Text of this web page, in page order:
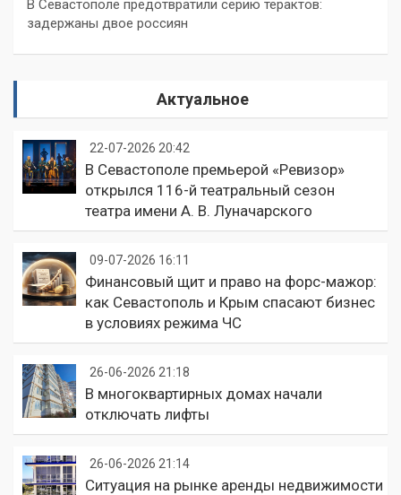
В Севастополе предотвратили серию терактов:
задержаны двое россиян
Актуальное
22-07-2026 20:42
В Севастополе премьерой «Ревизор»
открылся 116-й театральный сезон
театра имени А. В. Луначарского
09-07-2026 16:11
Финансовый щит и право на форс-мажор:
как Севастополь и Крым спасают бизнес
в условиях режима ЧС
26-06-2026 21:18
В многоквартирных домах начали
отключать лифты
26-06-2026 21:14
Ситуация на рынке аренды недвижимости